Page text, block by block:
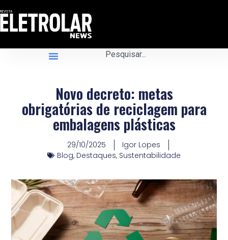
Novo decreto: metas
obrigatórias de reciclagem para
embalagens plásticas
29/10/2025
Igor Lopes
Blog, Destaques, Sustentabilidade